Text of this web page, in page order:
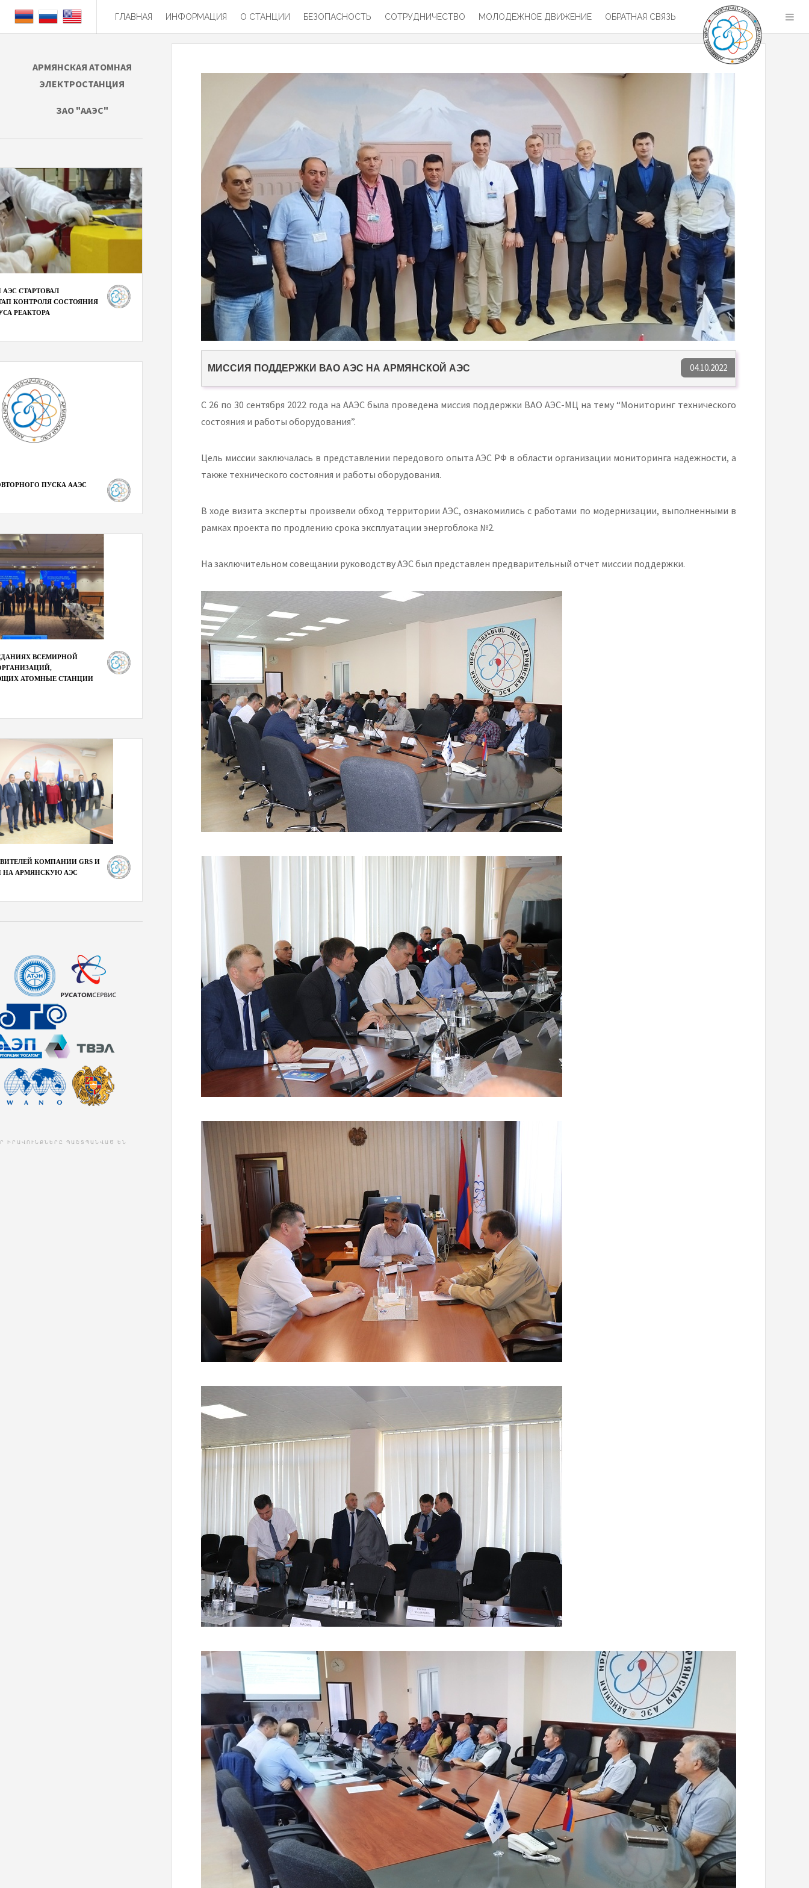
ГЛАВНАЯ ИНФОРМАЦИЯ О СТАНЦИИ БЕЗОПАСНОСТЬ СОТРУДНИЧЕСТВО МОЛОДЕЖНОЕ ДВИЖЕНИЕ ОБРАТНАЯ СВЯЗЬ
04.10.2022
МИССИЯ ПОДДЕРЖКИ ВАО АЭС НА АРМЯНСКОЙ АЭС
С 26 по 30 сентября 2022 года на ААЭС была проведена миссия поддержки ВАО АЭС-МЦ на тему “Мониторинг технического
состояния и работы оборудования”.
Цель миссии заключалась в представлении передового опыта АЭС РФ в области организации мониторинга надежности, а
также технического состояния и работы оборудования.
В ходе визита эксперты произвели обход территории АЭС, ознакомились с работами по модернизации, выполненными в
рамках проекта по продлению срока эксплуатации энергоблока №2.
На заключительном совещании руководству АЭС был представлен предварительный отчет миссии поддержки.
АРМЯНСКАЯ АТОМНАЯ
ЭЛЕКТРОСТАНЦИЯ
ЗАО "ААЭС"
СТАРТОВАЛ
КОНТРОЛЯ СОСТОЯНИЯ
РЕАКТОРА
ПУСКА ААЭС
ВСЕМИРНОЙ
АТОМНЫЕ СТАНЦИИ
КОМПАНИИ GRS И
НА АРМЯНСКУЮ АЭС
ԻՐԱՎՈՒՆՔՆԵՐԸ ՊԱՇՏՊԱՆՎԱԾ ԵՆ